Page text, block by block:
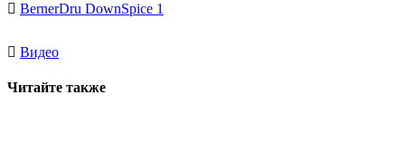
BernerDru DownSpice 1
Видео
Читайте также